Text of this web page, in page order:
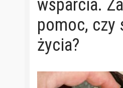
wsparcia.
pomoc, czy
życia?